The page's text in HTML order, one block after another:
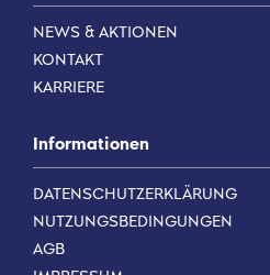
NEWS & AKTIONEN
KONTAKT
KARRIERE
Informationen
DATENSCHUTZERKLÄRUNG
NUTZUNGSBEDINGUNGEN
AGB